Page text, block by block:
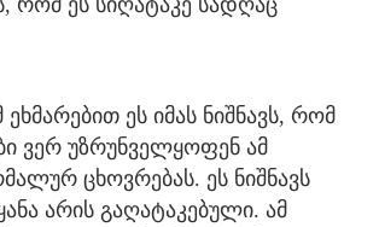
ეხმარებით ეს იმას ნიშნავს, რომ
ვერ უზრუნველყოფენ ამ
ცხოვრებას. ეს ნიშნავს
არის გაღატაკებული. ამ